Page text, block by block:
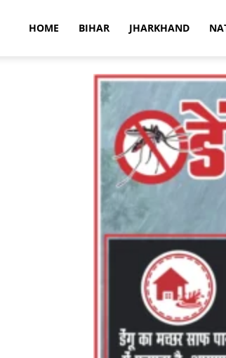
HOME BIHAR JHARKHAND